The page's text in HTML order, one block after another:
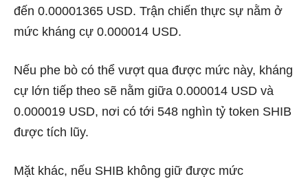
đến 0.00001365 USD. Trận chiến thực sự nằm ở
mức kháng cự 0.000014 USD.
Nếu phe bò có thể vượt qua được mức này, kháng
cự lớn tiếp theo sẽ nằm giữa 0.000014 USD và
0.000019 USD, nơi có tới 548 nghìn tỷ token SHIB
được tích lũy.
Mặt khác, nếu SHIB không giữ được mức